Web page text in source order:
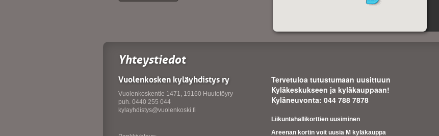
Yhteystiedot
Vuolenkosken kyläyhdistys ry
Vuolenkoskentie 1471, 19160 Huutotöyry
puh. 0440 255 044
kylayhdistys@vuolenkoski.fi
Tervetuloa tutustumaan uusittuun
Kyläkeskukseen ja kyläkauppaan!
Kyläneuvonta: 044 788 7878
Liikuntahallikorttien uusiminen
Areenan kortin voit uusia M kyläkauppa